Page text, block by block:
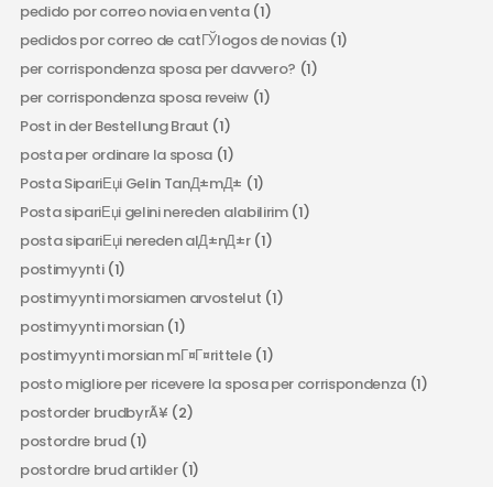
pedido por correo novia en venta(1)
pedidos por correo de catГЎlogos de novias(1)
per corrispondenza sposa per davvero? (1)
per corrispondenza sposa reveiw(1)
Post in der Bestellung Braut (1)
posta per ordinare la sposa (1)
Posta SipariЕџi Gelin TanД±mД± (1)
Posta sipariЕџi gelini nereden alabilirim(1)
posta sipariЕџi nereden alД±nД±r(1)
postimyynti(1)
postimyynti morsiamen arvostelut (1)
postimyynti morsian(1)
postimyynti morsian mГ¤Г¤rittele(1)
posto migliore per ricevere la sposa per corrispondenza (1)
postorder brudbyrÃ¥ (2)
postordre brud(1)
postordre brud artikler(1)